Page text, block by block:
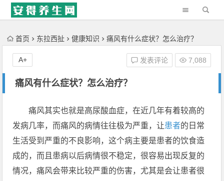
'); })();
首页 东拉西扯 健康知识 痛风有什么症状？怎么治疗？
痛风有什么症状？怎么治疗？
发表评论 7,088
A+
痛风其实也就是高尿酸血症，在近几年有着较高的
发病几率，而痛风的病情往往极为严重，让患者的日常
生活受到严重的不良影响，这个病主要是患者的饮食造
成的，而且患病以后病情很不稳定，很容易出现反复的
情况，痛风会带来比较严重的伤害，尤其是会让患者很